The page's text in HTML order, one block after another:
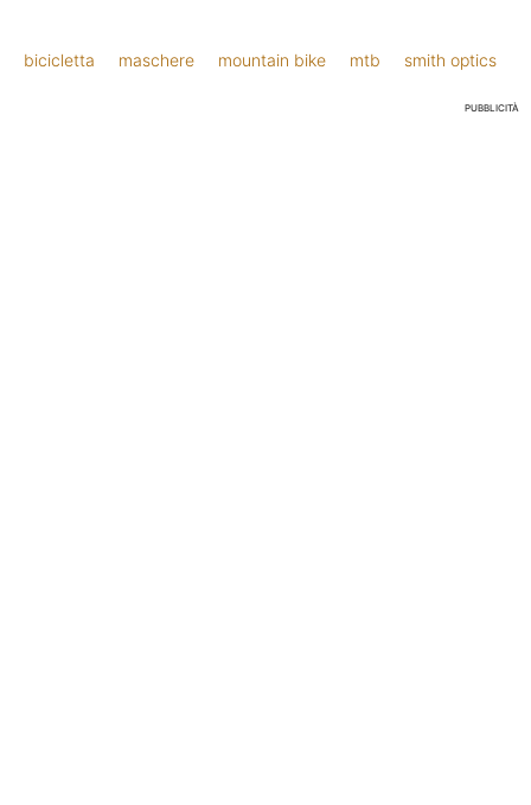
bicicletta maschere mountain bike mtb smith optics
PUBBLICITÀ